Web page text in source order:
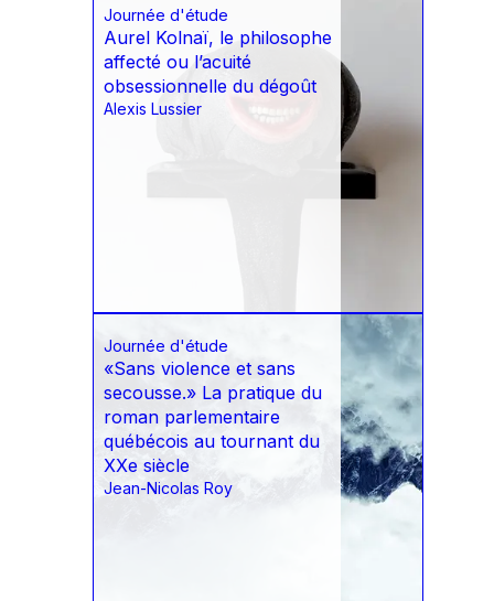
Journée d'étude
Aurel Kolnaï, le philosophe
affecté ou l’acuité
obsessionnelle du dégoût
Alexis Lussier
Journée d'étude
«Sans violence et sans
secousse.» La pratique du
roman parlementaire
québécois au tournant du
XXe siècle
Jean-Nicolas Roy